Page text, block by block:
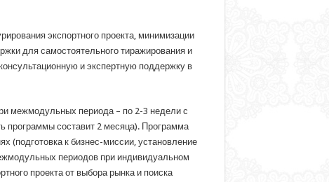
экспортного проекта, минимизации
для самостоятельного тиражирования и
и экспертную поддержку в
межмодульных периода – по 2-3 недели с
составит 2 месяца). Программа
(подготовка к бизнес-миссии, установление
периодов при индивидуальном
проекта от выбора рынка и поиска